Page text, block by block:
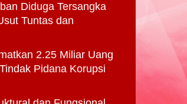
Diduga Tersangka
Tuntas dan
2.25 Miliar Uang
Pidana Korupsi